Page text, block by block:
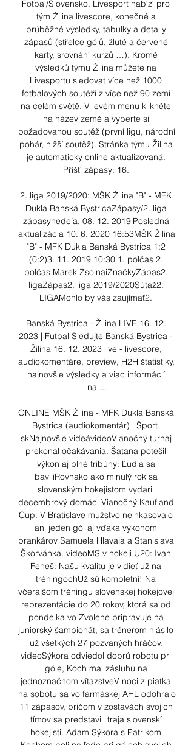
Fotbal/Slovensko. Livesport nabízí pro
tým Žilina livescore, konečné a
průběžné výsledky, tabulky a detaily
zápasů (střelce gólů, žluté a červené
karty, srovnání kurzů …). Kromě
výsledků týmu Žilina můžete na
Livesportu sledovat více než 1000
fotbalových soutěží z více než 90 zemí
na celém světě. V levém menu klikněte
na název země a vyberte si
požadovanou soutěž (první ligu, národní
pohár, nižší soutěž). Stránka týmu Žilina
je automaticky online aktualizovaná.
Příští zápasy: 16.
2. liga 2019/2020: MŠK Žilina "B" - MFK
Dukla Banská BystricaZápasy/2. liga
zápasynedeľa, 08. 12. 2019|Posledná
aktualizácia 10. 6. 2020 16:53MŠK Žilina
"B" - MFK Dukla Banská Bystrica 1:2
(0:2)3. 11. 2019 10:30 1. polčas 2.
polčas Marek ZsolnaiZnačkyZápas2.
ligaZápas2. liga 2019/2020Súťaž2.
LIGAMohlo by vás zaujímať2.
Banská Bystrica - Žilina LIVE 16. 12.
2023 | Futbal Sledujte Banská Bystrica -
Žilina 16. 12. 2023 live - livescore,
audiokomentáre, preview, H2H štatistiky,
najnovšie výsledky a viac informácií
na ...
ONLINE MŠK Žilina - MFK Dukla Banská
Bystrica (audiokomentár) | Šport.
skNajnovšie videávideoVianočný turnaj
prekonal očakávania. Šatana potešil
výkon aj plné tribúny: Ľudia sa
baviliRovnako ako minulý rok sa
slovenským hokejistom vydaril
decembrový domáci Vianočný Kaufland
Cup. V Bratislave mužstvo neinkasovalo
ani jeden gól aj vďaka výkonom
brankárov Samuela Hlavaja a Stanislava
Škorvánka. videoMS v hokeji U20: Ivan
Feneš: Našu kvalitu je vidieť už na
tréningochUž sú kompletní! Na
včerajšom tréningu slovenskej hokejovej
reprezentácie do 20 rokov, ktorá sa od
pondelka vo Zvolene pripravuje na
juniorský šampionát, sa trénerom hlásilo
už všetkých 27 pozvaných hráčov.
videoSýkora odviedol dobrú robotu pri
góle, Koch mal zásluhu na
jednoznačnom víťazstveV noci z piatka
na sobotu sa vo farmáskej AHL odohralo
11 zápasov, pričom v zostavách svojich
tímov sa predstavili traja slovenskí
hokejisti. Adam Sýkora s Patrikom